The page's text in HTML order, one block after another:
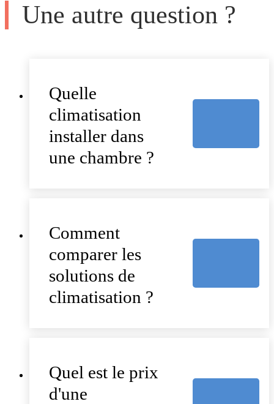
Une autre question ?
Quelle
climatisation
installer dans
une chambre ?
Comment
comparer les
solutions de
climatisation ?
Quel est le prix
d'une